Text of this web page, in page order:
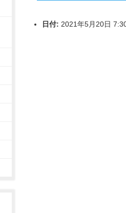
日付: 2021年5月20日